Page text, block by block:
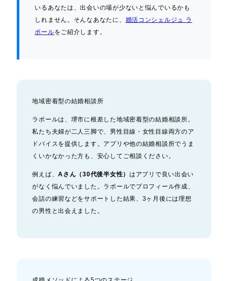
いるあなたは、出会いの場が少ないと悩んでいるかも
しれません。そんなあなたに、 婚活コンシェルジュ ラ
ポールをご紹介します。
地域密着型の結婚相談所
ラポールは、堺市に根差した地域密着型の結婚相談所。
私たち夫婦が二人三脚で、男性目線・女性目線両方のア
ドバイスを提供します。アプリや他の結婚相談所でうま
くいかなかった方も、安心してご相談ください。
例えば、Aさん（30代後半女性） はアプリで良い出会い
がなく悩んでいました。ラポールでプロフィール作成、
会話の練習などをサポートした結果、3ヶ月後には理想
の男性と出会えました。